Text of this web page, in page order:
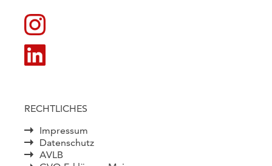
RECHTLICHES
Impressum
Datenschutz
AVLB